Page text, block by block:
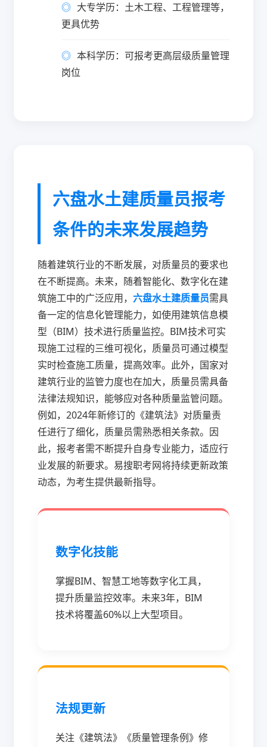
大专学历：土木工程、工程管理等，
更具优势
本科学历：可报考更高层级质量管理
岗位
六盘水土建质量员报考
条件的未来发展趋势
随着建筑行业的不断发展，对质量员的要求也
在不断提高。未来，随着智能化、数字化在建
筑施工中的广泛应用， 六盘水土建质量员需具
备一定的信息化管理能力，如使用建筑信息模
型（BIM）技术进行质量监控。BIM技术可实
现施工过程的三维可视化，质量员可通过模型
实时检查施工质量，提高效率。此外，国家对
建筑行业的监管力度也在加大，质量员需具备
法律法规知识，能够应对各种质量监管问题。
例如，2024年新修订的《建筑法》对质量责
任进行了细化，质量员需熟悉相关条款。因
此，报考者需不断提升自身专业能力，适应行
业发展的新要求。易搜职考网将持续更新政策
动态，为考生提供最新指导。
数字化技能
掌握BIM、智慧工地等数字化工具，
提升质量监控效率。未来3年，BIM
技术将覆盖60%以上大型项目。
法规更新
关注《建筑法》《质量管理条例》修